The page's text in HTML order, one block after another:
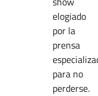
elogiado
por la
prensa
para no
perderse.